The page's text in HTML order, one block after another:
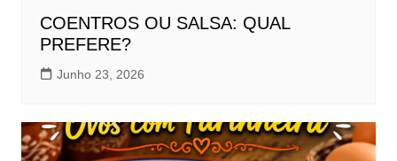
COENTROS OU SALSA: QUAL
PREFERE?
Junho 23, 2026